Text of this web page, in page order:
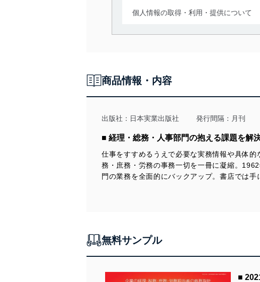
個人情報の取得・利用・提供について
当社は、個人情報の取得・利用・提供
法令遵守
令及びその他の規範を常に適合させま
個人情報の安全管理措置
当社は、個人情報の正確性及び安全性
漏えい、滅失またはき損の防止及び是
アクセス制御
システムを使用する従業者を識別
個人データを取り扱う機器等の
商品情報・内容
出版社： 日本実業出版社 発行間隔：月刊
■ 経理・総務・人事部門の抱える課題を解
仕事をすすめるうえで必要な実務情報や具体
務・庶務・労務の事務一切を一冊に凝縮。
門の業務を全面的にバックアップ。書店では
無料サンプル
■